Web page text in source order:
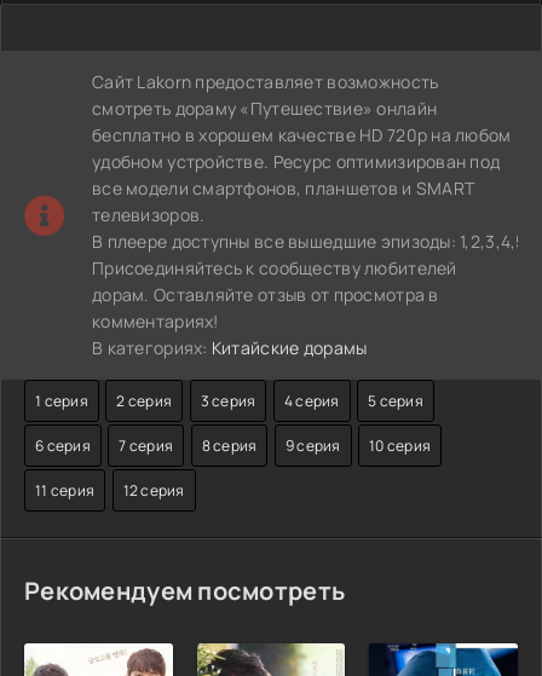
Сайт Lakorn предоставляет возможность
смотреть дораму «Путешествие» онлайн
бесплатно в хорошем качестве HD 720p на любом
удобном устройстве. Ресурс оптимизирован под
все модели смартфонов, планшетов и SMART
телевизоров.
В плеере доступны все вышедшие эпизоды:
Присоединяйтесь к сообществу любителей
дорам. Оставляйте отзыв от просмотра в
комментариях!
В категориях: Китайские дорамы
1 серия 2 серия 3 серия 4 серия 5 серия
6 серия 7 серия 8 серия 9 серия 10 серия
11 серия 12 серия
Рекомендуем посмотреть